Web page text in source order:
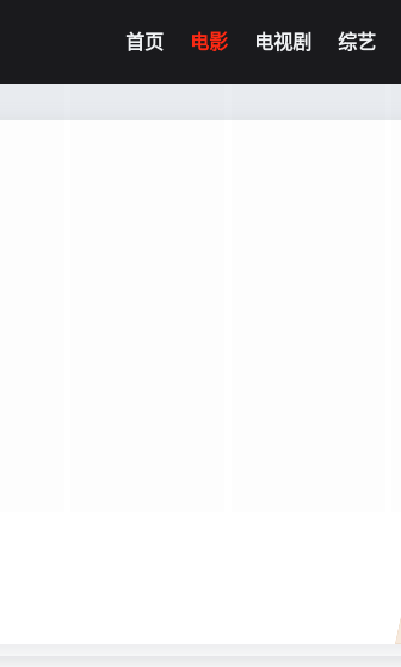
首页 电影 电视剧 综艺